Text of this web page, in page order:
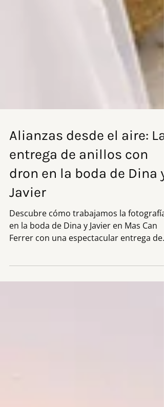
Alianzas desde el aire: La
entrega de anillos con
dron en la boda de Dina y
Javier
Descubre cómo trabajamos la fotografía
en la boda de Dina y Javier en Mas Can
anillos con dron de Dronic FPV.
¡Innovación y técnica!